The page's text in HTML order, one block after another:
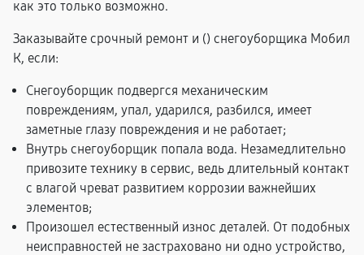
как это только возможно.
Заказывайте срочный ремонт и () снегоуборщика Мобил
К, если:
Снегоуборщик подвергся механическим
повреждениям, упал, ударился, разбился, имеет
заметные глазу повреждения и не работает;
Внутрь снегоуборщик попала вода. Незамедлительно
привозите технику в сервис, ведь длительный контакт
с влагой чреват развитием коррозии важнейших
элементов;
Произошел естественный износ деталей. От подобных
неисправностей не застраховано ни одно устройство,